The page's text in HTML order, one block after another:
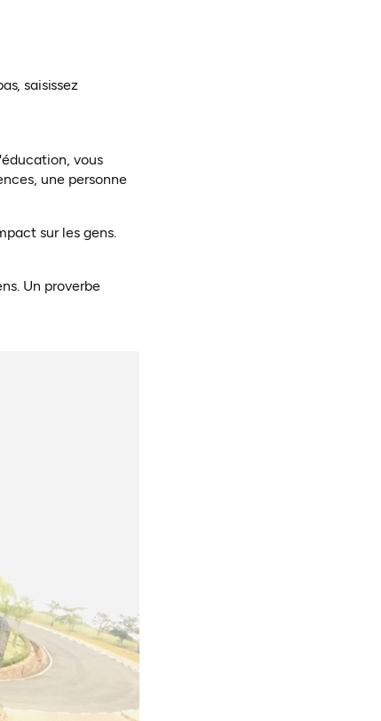
saisissez
vous
une personne
sur les gens.
Un proverbe